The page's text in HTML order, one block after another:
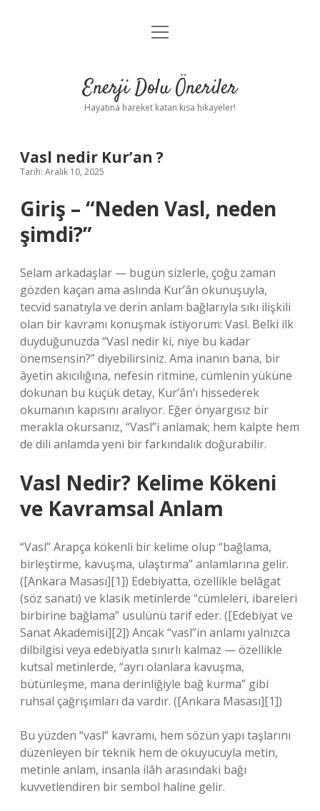
Anasayfa
Yasal Uyarı
menüyü
Enerji Dolu Öneriler
Hayatına hareket katan kısa hikayeler!
Vasl nedir Kur’an ?
Tarih: Aralık 10, 2025
Giriş – “Neden Vasl, neden
şimdi?”
Selam arkadaşlar — bugün sizlerle, çoğu zaman
gözden kaçan ama aslında Kur’ân okunuşuyla,
tecvid sanatıyla ve derin anlam bağlarıyla sıkı ilişkili
olan bir kavramı konuşmak istiyorum: Vasl. Belki ilk
duyduğunuzda “Vasl nedir ki, niye bu kadar
önemsensin?” diyebilirsiniz. Ama inanın bana, bir
âyetin akıcılığına, nefesin ritmine, cümlenin yüküne
dokunan bu küçük detay, Kur’ân’ı hissederek
okumanın kapısını aralıyor. Eğer önyargısız bir
merakla okursanız, “Vasl”i anlamak; hem kalpte hem
de dili anlamda yeni bir farkındalık doğurabilir.
Vasl Nedir? Kelime Kökeni
ve Kavramsal Anlam
“Vasl” Arapça kökenli bir kelime olup “bağlama,
birleştirme, kavuşma, ulaştırma” anlamlarına gelir.
([Ankara Masası][1]) Edebiyatta, özellikle belâgat
(söz sanatı) ve klasik metinlerde “cümleleri, ibareleri
birbirine bağlama” usulünü tarif eder. ([Edebiyat ve
Sanat Akademisi][2]) Ancak “vasl”in anlamı yalnızca
dilbilgisi veya edebiyatla sınırlı kalmaz — özellikle
kutsal metinlerde, “ayrı olanlara kavuşma,
bütünleşme, mana derinliğiyle bağ kurma” gibi
ruhsal çağrışımları da vardır. ([Ankara Masası][1])
Bu yüzden “vasl” kavramı, hem sözün yapı taşlarını
düzenleyen bir teknik hem de okuyucuyla metin,
metinle anlam, insanla ilâh arasındaki bağı
kuvvetlendiren bir sembol haline gelir.